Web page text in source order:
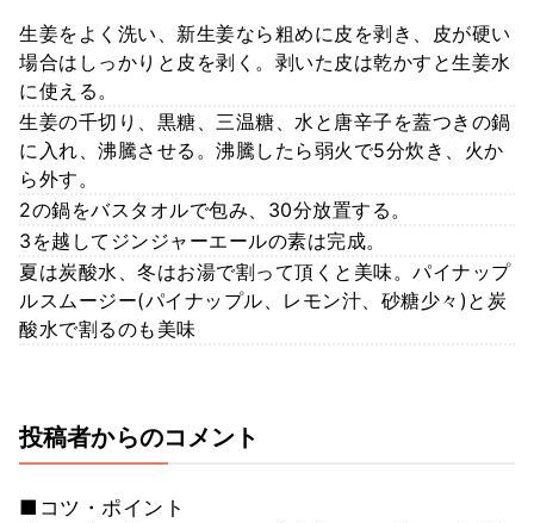
生姜をよく洗い、新生姜なら粗めに皮を剥き、皮が硬い
場合はしっかりと皮を剥く。剥いた皮は乾かすと生姜水
に使える。
生姜の千切り、黒糖、三温糖、水と唐辛子を蓋つきの鍋
に入れ、沸騰させる。沸騰したら弱火で5分炊き、火か
ら外す。
2の鍋をバスタオルで包み、30分放置する。
3を越してジンジャーエールの素は完成。
夏は炭酸水、冬はお湯で割って頂くと美味。パイナップ
ルスムージー(パイナップル、レモン汁、砂糖少々)と炭
酸水で割るのも美味
投稿者からのコメント
■コツ・ポイント